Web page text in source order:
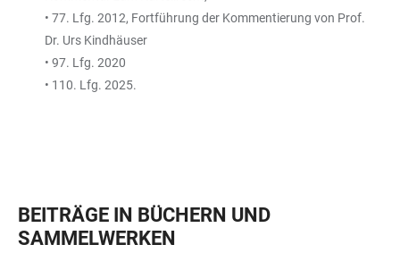
• 77. Lfg. 2012, Fortführung der Kommentierung von Prof.
Dr. Urs Kindhäuser
• 97. Lfg. 2020
• 110. Lfg. 2025.
BEITRÄGE IN BÜCHERN UND
SAMMELWERKEN